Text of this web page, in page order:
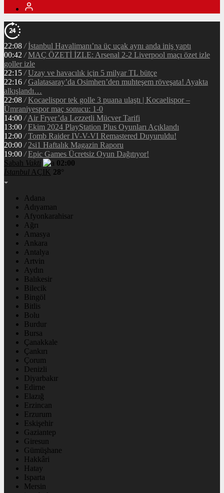
22:08 / İstanbul Havalimanı’na üç uçak aynı anda iniş yaptı
00:42 / MAÇ ÖZETİ İZLE: Arsenal 2-2 Liverpool maçı özet izle
goller izle
22:15 / Uzay ve havacılık için 5 milyar TL bütçe
22:16 / Galatasaray’da Osimhen’den muhteşem röveşata! Ayakta
alkışlandı…
22:08 / Kocaelispor tek golle 3 puana ulaştı | Kocaelispor –
Ümraniyespor maç sonucu: 1-0
14:00 / Air Fryer’da Lezzetli Mücver Tarifi
13:00 / Ekim 2024 PlayStation Plus Oyunları Açıklandı
12:00 / Tomb Raider IV-V-VI Remastered Duyuruldu!
20:00 / 2si1 Haftalık Magazin Raporu
19:00 / Epic Games Ücretsiz Oyun Dağıtıyor!
Sabah Vakti
02:00
İstanbul AÇIK 28°
Adana
Adıyaman
Afyonkarahisar
Ağrı
Amasya
Ankara
Antalya
Artvin
Aydın
Balıkesir
Bilecik
Bingöl
Bitlis
Bolu
Burdur
Bursa
Çanakkale
Çankırı
Çorum
Denizli
Diyarbakır
Edirne
Elazığ
Erzincan
Erzurum
Eskişehir
Gaziantep
Giresun
Gümüşhane
Hakkâri
Hatay
Isparta
Mersin